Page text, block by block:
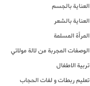
العناية بالجسم
العناية بالشعر
المرأة المسلمة
الوصفات المجربة من لالة مولاتي
تربية الاطفال
تعليم ربطات و لفات الحجاب